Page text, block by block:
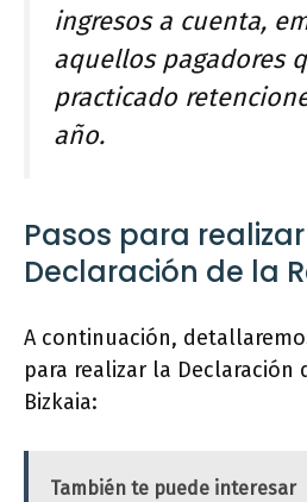
ingresos a cuenta,
aquellos pagadores
practicado
año.
Pasos para
Declaración de la
A continuación,
para realizar la Declaración
Bizkaia:
También te puede interesar